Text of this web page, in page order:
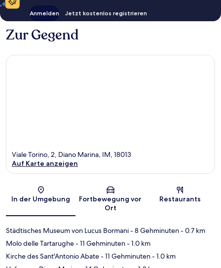
Anmelden Jetzt kostenlos registrieren
Zur Gegend
Karte
Viale Torino, 2, Diano Marina, IM, 18013
Auf Karte anzeigen
In der Umgebung
Fortbewegung vor
Ort
Restaurants
Städtisches Museum von Lucus Bormani- 8 Gehminuten- 0.7 km
Molo delle Tartarughe- 11 Gehminuten- 1.0 km
Kirche des Sant'Antonio Abate- 11 Gehminuten- 1.0 km